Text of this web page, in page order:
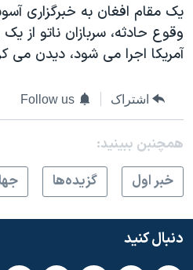
علم و فناوری
اسرائیل در جنگ
آرشیو پخش زنده
رمز مهسا
ورزش زنان در ایران
مجموعه مستندهای دادخواهی
چهل سال گروگان‌گیری
اعتراضات مردمی آبان ۹۸
زبانهای مختلف
یک مقام افغان به خبرگزاری
وقوع حادثه، سربازان ناتو از
آمریکا اجرا می شود، دیدن می
اشتراک Follow us
همچنبن ببینید:
خبر اول
گزيده‌ها
دنبال کنید